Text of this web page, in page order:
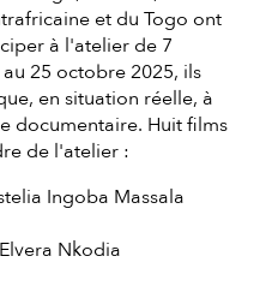
et du Togo ont
à l'atelier de 7
25 octobre 2025, ils
en situation réelle, à
documentaire. Huit films
de l'atelier :
Ingoba Massala
Nkodia